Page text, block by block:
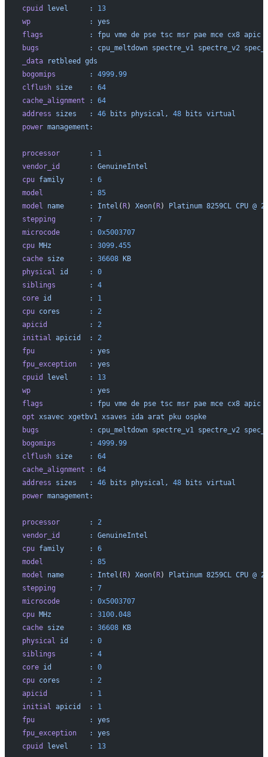
cpuid
level
	:
13
wp
		:
yes
flags
		:
fpu vme de pse tsc msr pae mce cx8 apic
bugs
		:
cpu_meltdown spectre_v1 spectre_v2
_data retbleed
gds
bogomips
	:
4999.99
clflush size
	:
64
cache_alignment
	:
64
address sizes
	:
46 bits physical, 48 bits virtual
power management:
processor
	:
1
vendor_id
	:
GenuineIntel
cpu family
	:
6
model
		:
85
model name
	:
Intel ( R) Xeon( R) Platinum 8259CL CPU @
stepping
	:
7
microcode
	:
0x5003707
cpu MHz
		:
3099.455
cache size
	:
36608 KB
physical id
	:
0
siblings
	:
4
core id
		:
1
cpu cores
	:
2
apicid
		:
2
initial apicid
	:
2
fpu
		:
yes
fpu_exception
	:
yes
cpuid
level
	:
13
wp
		:
yes
flags
		:
fpu vme de pse tsc msr pae mce cx8 apic
opt xsavec xgetbv1 xsaves ida arat pku ospke
bugs
		:
cpu_meltdown spectre_v1 spectre_v2
bogomips
	:
4999.99
clflush size
	:
64
cache_alignment
	:
64
address sizes
	:
46 bits physical, 48 bits virtual
power management:
processor
	:
2
vendor_id
	:
GenuineIntel
cpu family
	:
6
model
		:
85
model name
	:
Intel ( R) Xeon( R) Platinum 8259CL CPU @
stepping
	:
7
microcode
	:
0x5003707
cpu MHz
		:
3100.048
cache size
	:
36608 KB
physical id
	:
0
siblings
	:
4
core id
		:
0
cpu cores
	:
2
apicid
		:
1
initial apicid
	:
1
fpu
		:
yes
fpu_exception
	:
yes
cpuid
level
	:
13